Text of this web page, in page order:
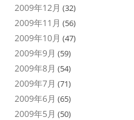
2009年12月 (32)
2009年11月 (56)
2009年10月 (47)
2009年9月 (59)
2009年8月 (54)
2009年7月 (71)
2009年6月 (65)
2009年5月 (50)